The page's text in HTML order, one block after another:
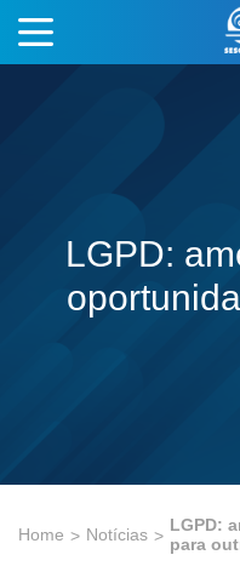
LGPD:
Home Notícias
LGPD:
para